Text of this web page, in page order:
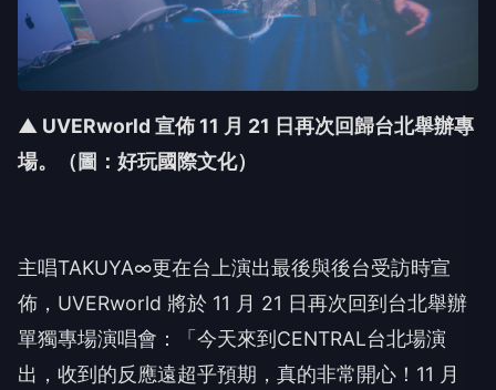
▲ UVERworld 宣佈 11 月 21 日再次回歸台北舉辦專
場。（圖：好玩國際文化）
主唱TAKUYA∞更在台上演出最後與後台受訪時宣
佈， UVERworld 將於 11 月 21 日再次回到台北舉辦
單獨專場演唱會：「今天來到 CENTRAL台北場演
出，收到的反應遠超乎預期，真的非常開心！ 11 月